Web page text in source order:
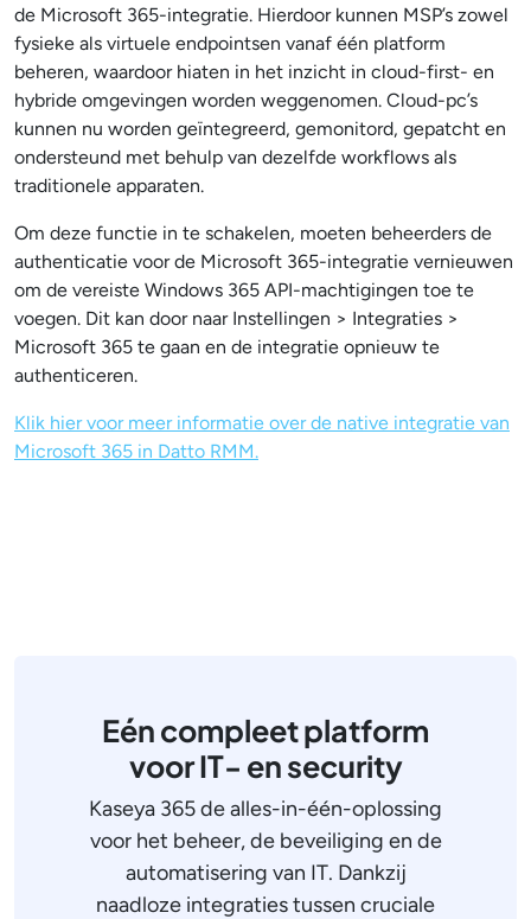
de Microsoft 365-integratie. Hierdoor kunnen MSP’s zowel
fysieke als virtuele endpointsen vanaf één platform
beheren, waardoor hiaten in het inzicht in cloud-first- en
hybride omgevingen worden weggenomen. Cloud-pc’s
kunnen nu worden geïntegreerd, gemonitord, gepatcht en
ondersteund met behulp van dezelfde workflows als
traditionele apparaten.
Om deze functie in te schakelen, moeten beheerders de
authenticatie voor de Microsoft 365-integratie vernieuwen
om de vereiste Windows 365 API-machtigingen toe te
voegen. Dit kan door naar Instellingen > Integraties >
Microsoft 365 te gaan en de integratie opnieuw te
authenticeren.
Klik hier voor meer informatie over de native integratie van
Microsoft 365 in Datto RMM.
Eén compleet platform
voor IT- en security
Kaseya 365 de alles-in-één-oplossing
voor het beheer, de beveiliging en de
automatisering van IT. Dankzij
naadloze integraties tussen cruciale